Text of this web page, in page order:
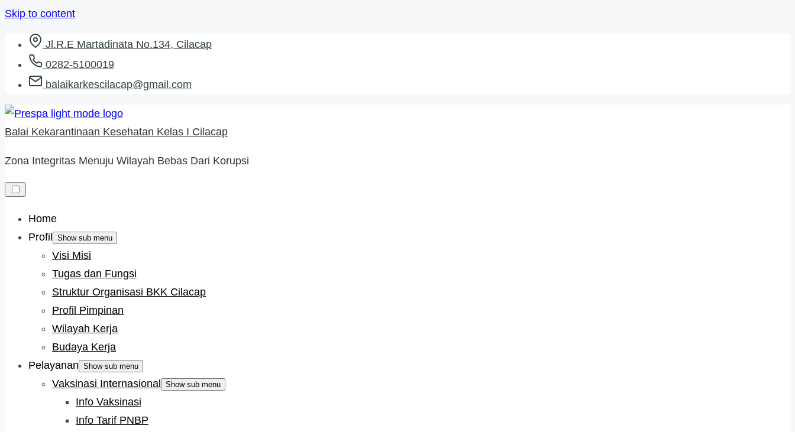
Skip to content
Jl.R.E Martadinata No.134, Cilacap
0282-5100019
balaikarkescilacap@gmail.com
Balai Kekarantinaan Kesehatan Kelas I Cilacap
Zona Integritas Menuju Wilayah Bebas Dari Korupsi
Home
Profil
Show sub menu
Visi Misi
Tugas dan Fungsi
Struktur Organisasi BKK Cilacap
Profil Pimpinan
Wilayah Kerja
Budaya Kerja
Pelayanan Show sub menu
Vaksinasi Internasional Show sub menu
Info Vaksinasi
Info Tarif PNBP